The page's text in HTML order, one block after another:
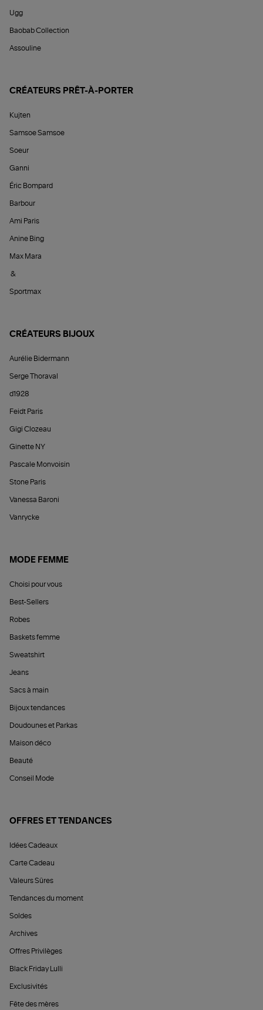
Ugg
Baobab Collection
Assouline
CRÉATEURS PRÊT-À-PORTER
Kujten
Samsoe Samsoe
Soeur
Ganni
Éric Bompard
Barbour
Ami Paris
Anine Bing
Max Mara
&
Sportmax
CRÉATEURS BIJOUX
Aurélie Bidermann
Serge Thoraval
d1928
Feidt Paris
Gigi Clozeau
Ginette NY
Pascale Monvoisin
Stone Paris
Vanessa Baroni
Vanrycke
MODE FEMME
Choisi pour vous
Best-Sellers
Robes
Baskets femme
Sweatshirt
Jeans
Sacs à main
Bijoux tendances
Doudounes et Parkas
Maison déco
Beauté
Conseil Mode
OFFRES ET TENDANCES
Idées Cadeaux
Carte Cadeau
Valeurs Sûres
Tendances du moment
Soldes
Archives
Offres Privilèges
Black Friday Lulli
Exclusivités
Fête des mères